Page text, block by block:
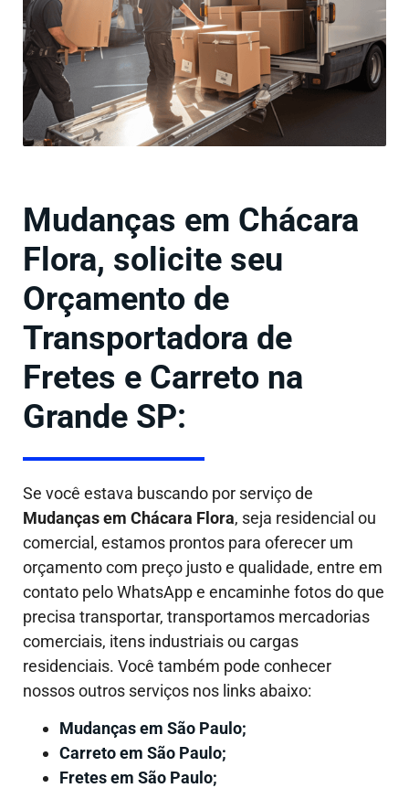
Mudanças em Chácara
Flora, solicite seu
Orçamento de
Transportadora de
Fretes e Carreto na
Grande SP:
Se você estava buscando por serviço de
Mudanças em Chácara Flora, seja residencial ou
comercial, estamos prontos para oferecer um
orçamento com preço justo e qualidade, entre em
contato pelo WhatsApp e encaminhe fotos do que
precisa transportar, transportamos mercadorias
comerciais, itens industriais ou cargas
residenciais. Você também pode conhecer
nossos outros serviços nos links abaixo:
Mudanças em São Paulo;
Carreto em São Paulo;
Fretes em São Paulo;